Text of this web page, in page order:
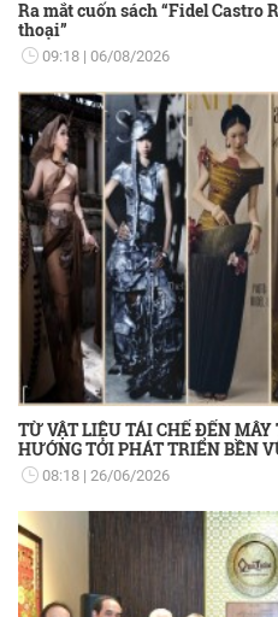
Ra mắt cuốn sách “Fidel Castro
thoại”
09:18 06/08/2026
TỪ VẬT LIỆU TÁI CHẾ ĐẾN
HƯỚNG TỚI PHÁT TRIỂN BỀN
08:18 26/06/2026